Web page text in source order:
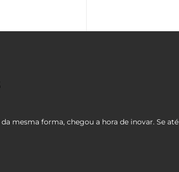
mesma forma, chegou a hora de inovar. Se até